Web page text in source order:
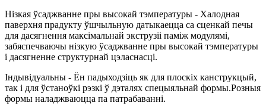
Нізкая ўсаджванне пры высокай тэмпературы - Халодная
паверхня прадукту ўшчыльную датыкаецца са сценкай печы
для дасягнення максімальнай экструзіі паміж модулямі,
забяспечваючы нізкую ўсаджванне пры высокай тэмпературы
і дасягненне структурнай цэласнасці.
Індывідуальны - Ён падыходзіць як для плоскіх канструкцый,
так і для ўстаноўкі рэзкі ў дэталях спецыяльнай формы.Розныя
формы наладжваюцца па патрабаванні.